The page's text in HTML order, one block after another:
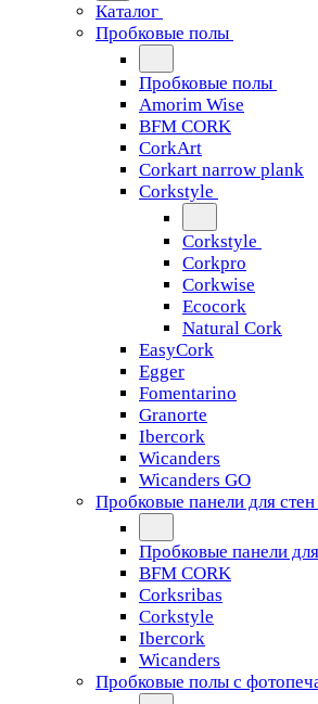
Каталог
Пробковые полы
Пробковые полы
Amorim Wise
BFM CORK
CorkArt
Corkart narrow plank
Corkstyle
Corkstyle
Corkpro
Corkwise
Ecocork
Natural Cork
EasyCork
Egger
Fomentarino
Granorte
Ibercork
Wicanders
Wicanders GO
Пробковые панели для стен
Пробковые панели
BFM CORK
Corksribas
Corkstyle
Ibercork
Wicanders
Пробковые полы с